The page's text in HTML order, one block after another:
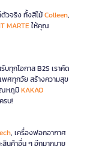
วจริง ทั้งสีไม้Colleen,
MARTEให้คุณ
ทุกโอกาส B2S เราคัด
พศทุกวัย สร้างความสุข
ณหภูมิKAKAO
รบ!
, เครื่องฟอกอากาศ
สินค้าอื่น ๆ อีกมากมาย